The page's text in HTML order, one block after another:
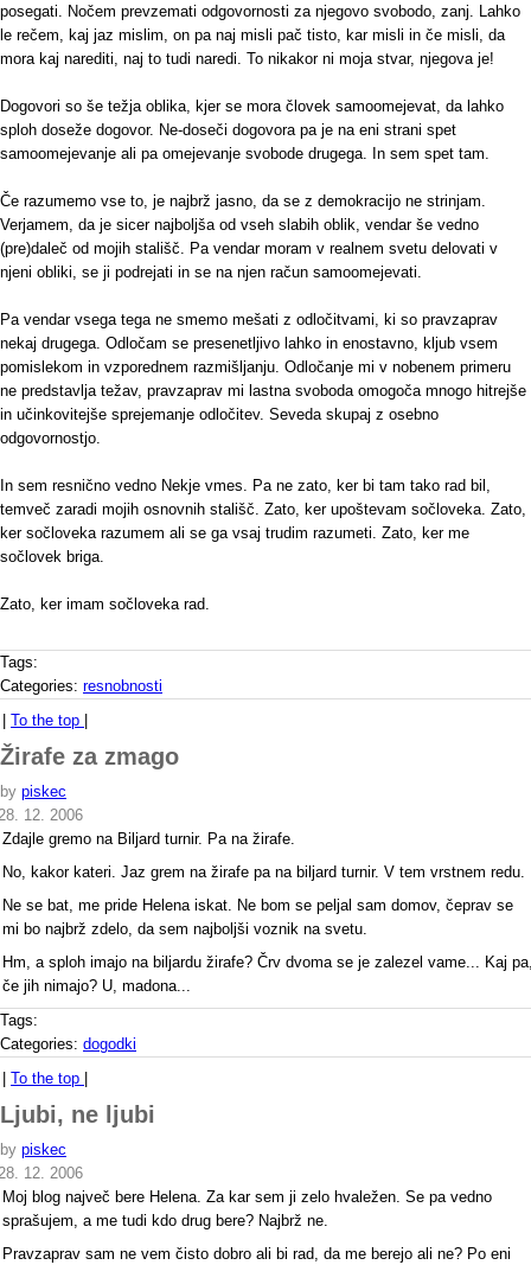
posegati. Nočem prevzemati odgovornosti za njegovo svobodo, zanj. Lahko
le rečem, kaj jaz mislim, on pa naj misli pač tisto, kar misli in če misli, da
mora kaj narediti, naj to tudi naredi. To nikakor ni moja stvar, njegova je!
Dogovori so še težja oblika, kjer se mora človek samoomejevat, da lahko
sploh doseže dogovor. Ne-doseči dogovora pa je na eni strani spet
samoomejevanje ali pa omejevanje svobode drugega. In sem spet tam.
Če razumemo vse to, je najbrž jasno, da se z demokracijo ne strinjam.
Verjamem, da je sicer najboljša od vseh slabih oblik, vendar še vedno
(pre)daleč od mojih stališč. Pa vendar moram v realnem svetu delovati v
njeni obliki, se ji podrejati in se na njen račun samoomejevati.
Pa vendar vsega tega ne smemo mešati z odločitvami, ki so pravzaprav
nekaj drugega. Odločam se presenetljivo lahko in enostavno, kljub vsem
pomislekom in vzporednem razmišljanju. Odločanje mi v nobenem primeru
ne predstavlja težav, pravzaprav mi lastna svoboda omogoča mnogo hitrejše
in učinkovitejše sprejemanje odločitev. Seveda skupaj z osebno
odgovornostjo.
In sem resnično vedno Nekje vmes. Pa ne zato, ker bi tam tako rad bil,
temveč zaradi mojih osnovnih stališč. Zato, ker upoštevam sočloveka. Zato,
ker sočloveka razumem ali se ga vsaj trudim razumeti. Zato, ker me
sočlovek briga.
Zato, ker imam sočloveka rad.
Tags:
Categories: resnobnosti
To the top
Žirafe za zmago
by piskec
12. 2006
Zdajle gremo na Biljard turnir. Pa na žirafe.
No, kakor kateri. Jaz grem na žirafe pa na biljard turnir. V tem vrstnem redu.
Ne se bat, me pride Helena iskat. Ne bom se peljal sam domov, čeprav se
mi bo najbrž zdelo, da sem najboljši voznik na svetu.
Hm, a sploh imajo na biljardu žirafe? Črv dvoma se je zalezel vame... Kaj
če jih nimajo? U, madona...
Tags:
Categories: dogodki
To the top
Ljubi, ne ljubi
by piskec
12. 2006
Moj blog največ bere Helena. Za kar sem ji zelo hvaležen. Se pa vedno
sprašujem, a me tudi kdo drug bere? Najbrž ne.
Pravzaprav sam ne vem čisto dobro ali bi rad, da me berejo ali ne? Po eni